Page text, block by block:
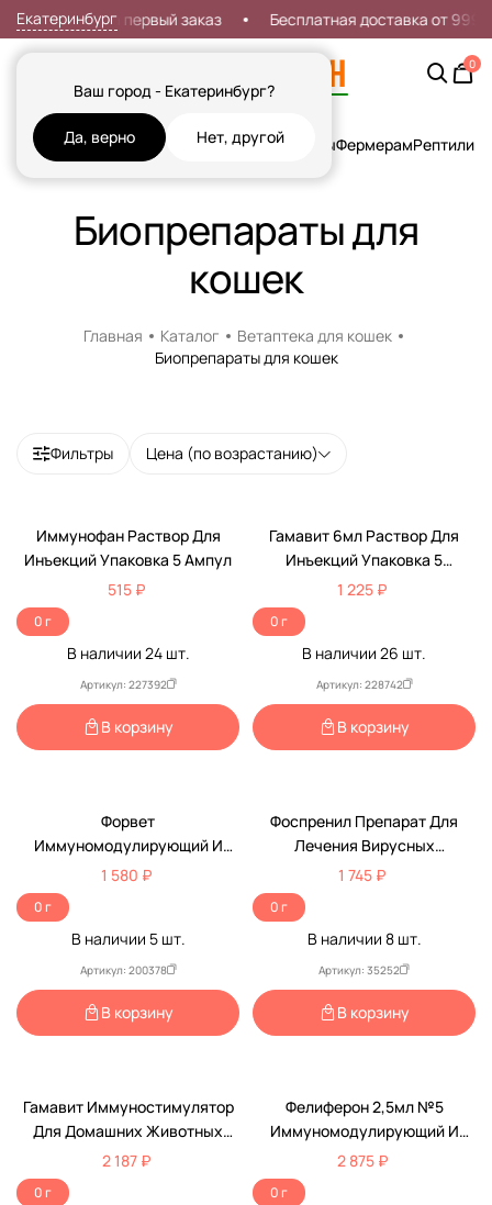
Екатеринбург
Ваш город - Екатеринбург?
Да, верно Нет, другой
Скидка 7% на первый заказ Бесплатная доставка от 999р
0
Кошки СобакиРыбы Грызуны и Хорьки ПтицыФермерамРептилии
Биопрепараты для
кошек
Главная Каталог
Ветаптека для кошек
Биопрепараты для кошек
Фильтры Цена (по возрастанию)
Иммунофан Раствор Для
Инъекций Упаковка 5 Ампул
515 ₽
0 г
В наличии 24шт.
Артикул: 227392
В корзину
Гамавит 6мл Раствор Для
Инъекций Упаковка 5
Флаконов (Чв)
1 225 ₽
0 г
В наличии 26 шт.
Артикул: 228742
В корзину
Форвет
Иммуномодулирующий И
Противовирусный Препарат
5мл-1шт В Индивидуальной
1 580 ₽
0 г
В наличии 5шт.
Артикул: 200378
В корзину
Фоспренил Препарат Для
Лечения Вирусных
Заболеваний 50 Мл Раствор
Для Инъекций Микро-Плюс
1 745 ₽
0 г
В наличии 8шт.
Артикул: 35252
В корзину
Гамавит Иммуностимулятор
Для Домашних Животных
100мл
2 187 ₽
0 г
Фелиферон 2,5мл №5
Иммуномодулирующий И
Противовирусный Препарат
Раствор Для Инъекций
2 875 ₽
0 г